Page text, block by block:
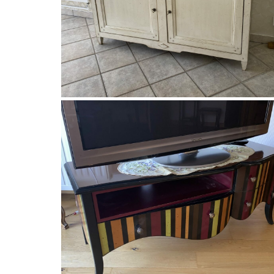
Les Histoires d'Alice
Buffet 2 portes 2 tiroirs merisier
tilleul de LES HISTOIRES D ALICE